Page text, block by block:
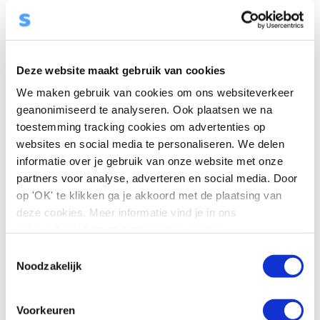
Deze website maakt gebruik van cookies
We maken gebruik van cookies om ons websiteverkeer
geanonimiseerd te analyseren. Ook plaatsen we na
toestemming tracking cookies om advertenties op
websites en social media te personaliseren. We delen
informatie over je gebruik van onze website met onze
partners voor analyse, adverteren en social media. Door
op 'OK' te klikken ga je akkoord met de plaatsing van
deze cookies. Meer informatie vind je in ons
Noodzakelijk
Voorkeuren
vitae leo sit amet consectetur. Aliquam tellus elit, eleifend
nec laoreet in, lobortis ut mauris. Mauris sed sapien eu
neque gravida varius.
Heading 4
Proin ac metus ultrices, pharetra tellus ut, pharetra
purus. Sed eget malesuada justo. Aenean commodo nibh
consequat augue rutrum dictum. Nulla aliquet vulputate
lorem eget ullamcorper. Mauris bibendum tortor eu enim
lacinia placerat. Morbi vestibulum vitae enim sed
laoreet. Aenean semper velit nec elit mattis, sed facilisis
mauris suscipit. Curabitur tempor risus sit amet orci
vestibulum in, tempus vehicula elit. Vestibulum ultricies
nec laoreet in, lobortis ut mauris. Mauris sed sapien eu